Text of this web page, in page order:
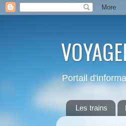
Portail
Les trains